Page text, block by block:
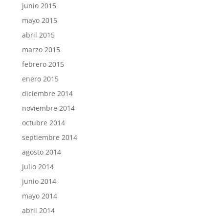
junio 2015
mayo 2015
abril 2015
marzo 2015
febrero 2015
enero 2015
diciembre 2014
noviembre 2014
octubre 2014
septiembre 2014
agosto 2014
julio 2014
junio 2014
mayo 2014
abril 2014